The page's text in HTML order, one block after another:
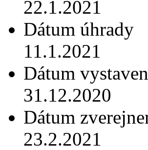
22.1.2021
Dátum úhrady
11.1.2021
Dátum
31.12.2020
Dátum
23.2.2021